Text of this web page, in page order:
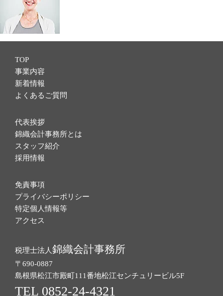
TOP
事業内容
新着情報
よくあるご質問
代表挨拶
錦織会計事務所とは
スタッフ紹介
採用情報
免責事項
プライバシーポリシー
特定個人情報等
アクセス
税理士法人錦織会計事務所
〒690-0887
島根県松江市殿町111番地松江センチュリービル5F
TEL 0852-24-4321